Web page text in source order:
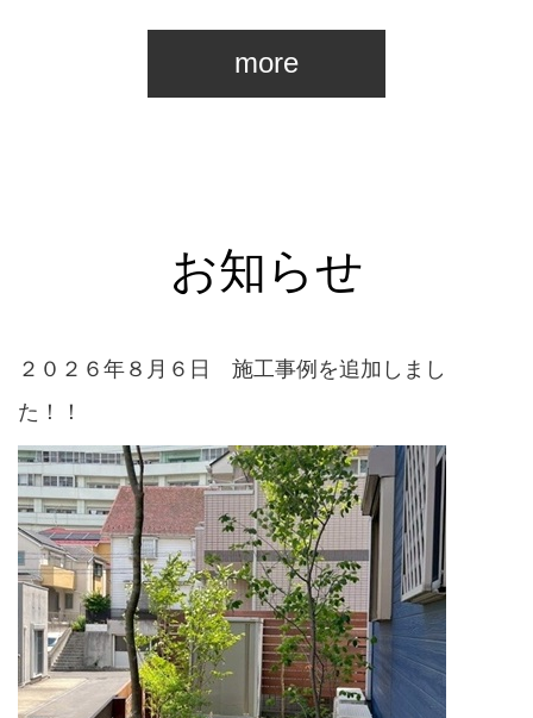
more
お知らせ
２０２６年８月６日 施工事例を追加しまし
た！！